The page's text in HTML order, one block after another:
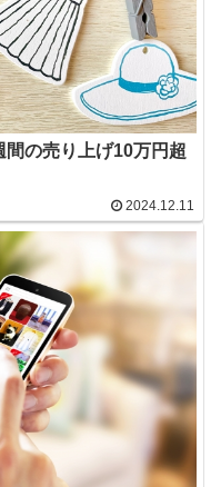
間の売り上げ10万円超
2024.12.11